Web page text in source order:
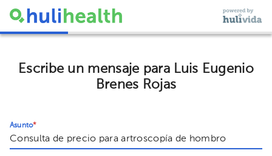
Escribe un mensaje para Luis Eugenio
Brenes Rojas
Asunto*